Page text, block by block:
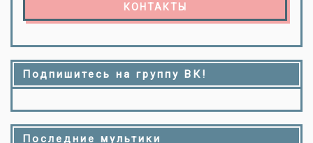
КОНТАКТЫ
Подпишитесь на группу ВК!
Последние мультики